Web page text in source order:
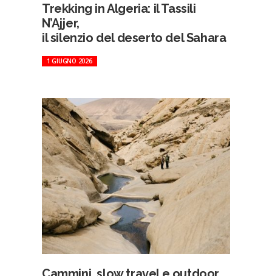
Trekking in Algeria: il Tassili
N’Ajjer,
il silenzio del deserto del Sahara
1 GIUGNO 2026